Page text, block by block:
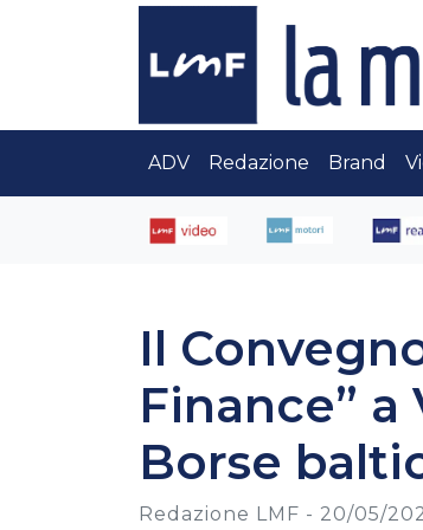
ADV Redazione Brand
Il
Finance”
Borse
Redazione LMF - 20/05/